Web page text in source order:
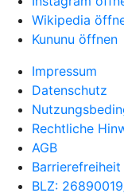
Wikipedia
Kununu öffnen
Impressum
Datenschutz
Rechtliche
AGB
Barrierefreiheit
BLZ: